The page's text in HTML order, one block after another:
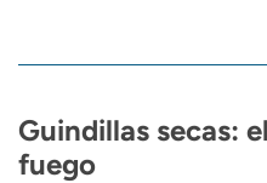
Guindillas secas:
fuego